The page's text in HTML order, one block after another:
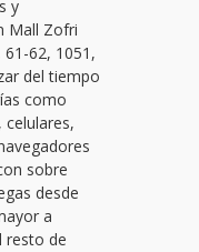
y
Mall Zofri
62, 1051,
del tiempo
como
sobre
desde
a
resto de